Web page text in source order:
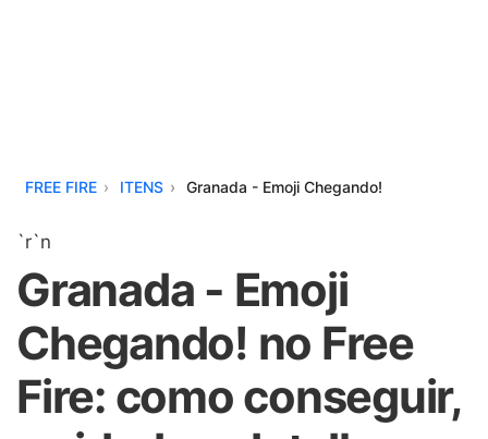
FREE FIRE ITENS Granada - Emoji Chegando!
`r`n
Granada - Emoji
Chegando! no Free
Fire: como conseguir,